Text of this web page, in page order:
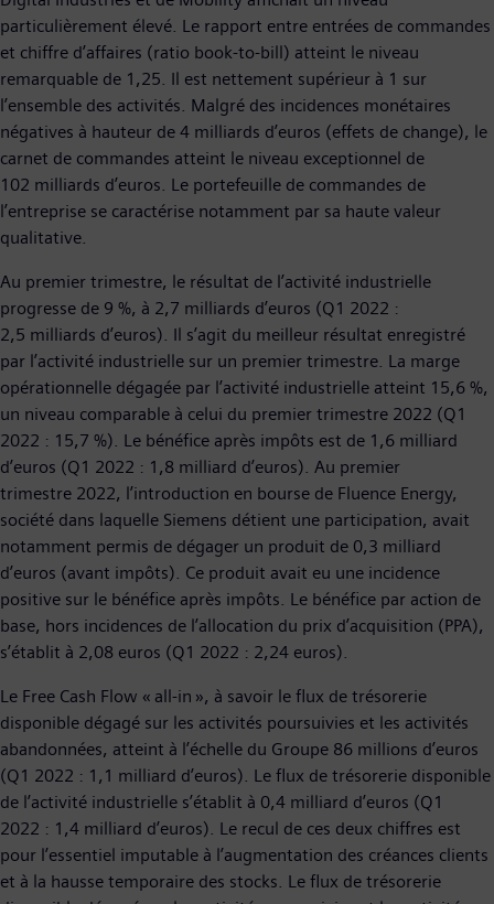
particulièrement élevé. Le rapport entre entrées de commandes
et chiffre d’affaires (ratio book-to-bill) atteint le niveau
remarquable de 1,25. Il est nettement supérieur à 1 sur
l’ensemble des activités. Malgré des incidences monétaires
négatives à hauteur de 4 milliards d’euros (effets de change), le
carnet de commandes atteint le niveau exceptionnel de
102 milliards d’euros. Le portefeuille de commandes de
l’entreprise se caractérise notamment par sa haute valeur
qualitative.
Au premier trimestre, le résultat de l’activité industrielle
progresse de 9 %, à 2,7 milliards d’euros (Q1 2022 :
2,5 milliards d’euros). Il s’agit du meilleur résultat enregistré
par l’activité industrielle sur un premier trimestre. La marge
opérationnelle dégagée par l’activité industrielle atteint 15,6 %,
un niveau comparable à celui du premier trimestre 2022 (Q1
2022 : 15,7 %). Le bénéfice après impôts est de 1,6 milliard
d’euros (Q1 2022 : 1,8 milliard d’euros). Au premier
trimestre 2022, l’introduction en bourse de Fluence Energy,
société dans laquelle Siemens détient une participation, avait
notamment permis de dégager un produit de 0,3 milliard
d’euros (avant impôts). Ce produit avait eu une incidence
positive sur le bénéfice après impôts. Le bénéfice par action de
base, hors incidences de l’allocation du prix d’acquisition (PPA),
s’établit à 2,08 euros (Q1 2022 : 2,24 euros).
Le Free Cash Flow « all-in », à savoir le flux de trésorerie
disponible dégagé sur les activités poursuivies et les activités
abandonnées, atteint à l’échelle du Groupe 86 millions d’euros
(Q1 2022 : 1,1 milliard d’euros). Le flux de trésorerie disponible
de l’activité industrielle s’établit à 0,4 milliard d’euros (Q1
2022 : 1,4 milliard d’euros). Le recul de ces deux chiffres est
pour l’essentiel imputable à l’augmentation des créances clients
et à la hausse temporaire des stocks. Le flux de trésorerie